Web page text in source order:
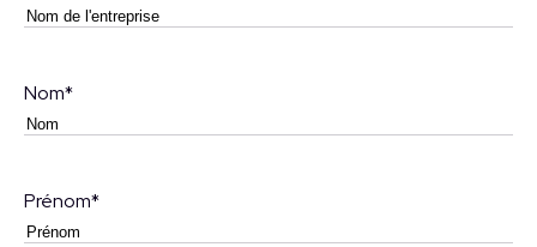
Nom*
Prénom*